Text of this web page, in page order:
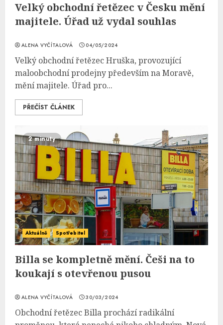
Velký obchodní řetězec v Česku mění
majitele. Úřad už vydal souhlas
ALENA VYČÍTALOVÁ 04/05/2024
Velký obchodní řetězec Hruška, provozující
maloobchodní prodejny především na Moravě,
mění majitele. Úřad pro...
PŘEČÍST ČLÁNEK
2 minuty
Aktuálně Spotřebitel
Billa se kompletně mění. Češi na to
koukají s otevřenou pusou
ALENA VYČÍTALOVÁ 30/03/2024
Obchodní řetězec Billa prochází radikální